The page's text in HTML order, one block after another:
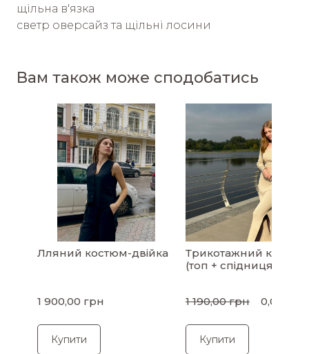
щільна в'язка
светр оверсайз та щільні лосини
Вам також може сподобатись
Лляний костюм-двійка
1 900,00 грн
Купити
Трикотажний костюм
(топ + спідниця)
1 190,00 грн 0,00 грн
Купити